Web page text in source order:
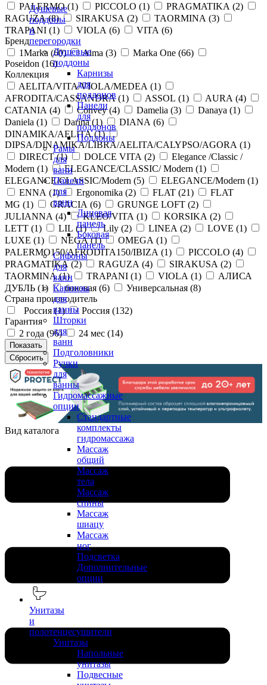
Душевые
поддоны
и
перегородки
Душевые
поддоны
Карнизы
для
поддонов
Панели
для
поддонов
Поддоны
Рамы
для
ванн
Панели
для
ванн
Лицевая
панель
Боковая
панель
Сифоны
для
ванн
Карнизы
для
ванны
Шторки
для
ванн
Подголовники
Ручки
для
ванны
Гидромассажные
опции
Стандартные
комплекты
гидромассажа
Массаж
общий
Массаж
тела
Массаж
спины
Массаж
шиацу
Массаж
ног
Подсветка
Дополнительные
опции
Унитазы
и
полотенцесушители
Унитазы
Напольные
унитазы
Подвесные
PALERMO (1) PICCOLO (1) PRAGMATIKA (2)
RAGUZA (8) SIRAKUSA (2) TAORMINA (3)
TRAPANI (1) VIOLA (6) VITA (6)
Бренд
1Marka (60) Aima (3) Marka One (66)
Poseidon (16)
Коллекция
AELITA/VITA/VIOLA/MEDEA (1)
AFRODITA/CASSANDRA (1) ASSOL (1) AURA (4)
CATANIA (4) Convey (4) Damelia (3) Danaya (1)
Daniela (1) Darina (1) DIANA (6)
DINAMIKA/AELITA (1)
DIPSA/DINAMIKA/LIBRA/AELITA/CALYPSO/AGORA (1)
DIRECT (1) DOLCE VITA (2)
Elegance /Classic /
Modern (1) ELEGANCE/CLASSIC/ Modern (1)
ELEGANCE/CLASSIC/Modern (5) ELEGANCE/Modern (1)
ENNA (1) Ergonomika (2) FLAT (21)
FLAT
MG (1) GRACIA (6) GRUNGE LOFT (2)
JULIANNA (4) KLEO/VITA (1) KORSIKA (2)
LETT (1) LIL (1) Lily (2) LINEA (2) LOVE (1)
LUXE (1) NEGA (1) OMEGA (1)
PALERMO150/AFRODITA150/IBIZA (1) PICCOLO (4)
PRAGMATIKA (2) RAGUZA (4) SIRAKUSA (2)
TAORMINA (1) TRAPANI (1) VIOLA (1)
АЛИСА
ДУБЛЬ (1) боковая (6) Универсальная (8)
Страна производитель
Россия (1) Россия (132)
Гарантия
2 года (96) 24 мес (14)
Вид каталога